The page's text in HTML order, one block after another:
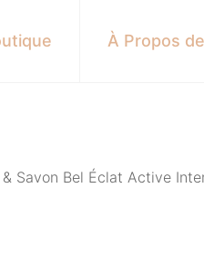
À Propos
& Savon Bel Éclat Active